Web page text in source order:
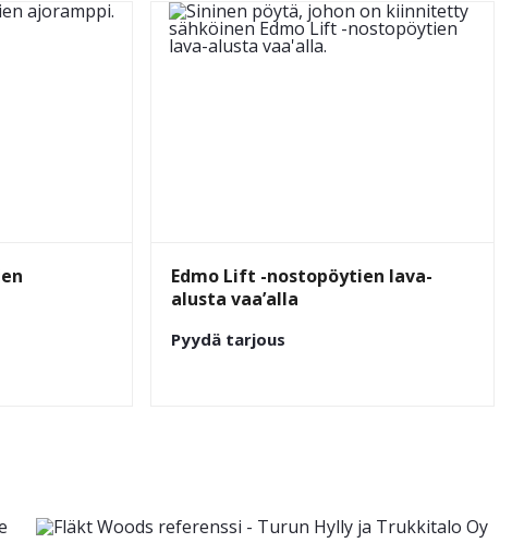
Edmo Lift -nostopöytien lava-
alusta vaa’alla
Pyydä tarjous